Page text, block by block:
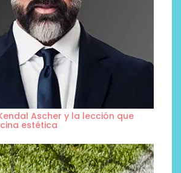
Ascher y la lección que
estética